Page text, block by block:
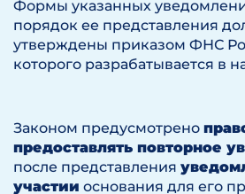
Формы указанных
порядок ее представления
утверждены приказом ФНС
которого разрабатывается в
Законом предусмотрено
предоставлять повторное
после представления
участии основания для его